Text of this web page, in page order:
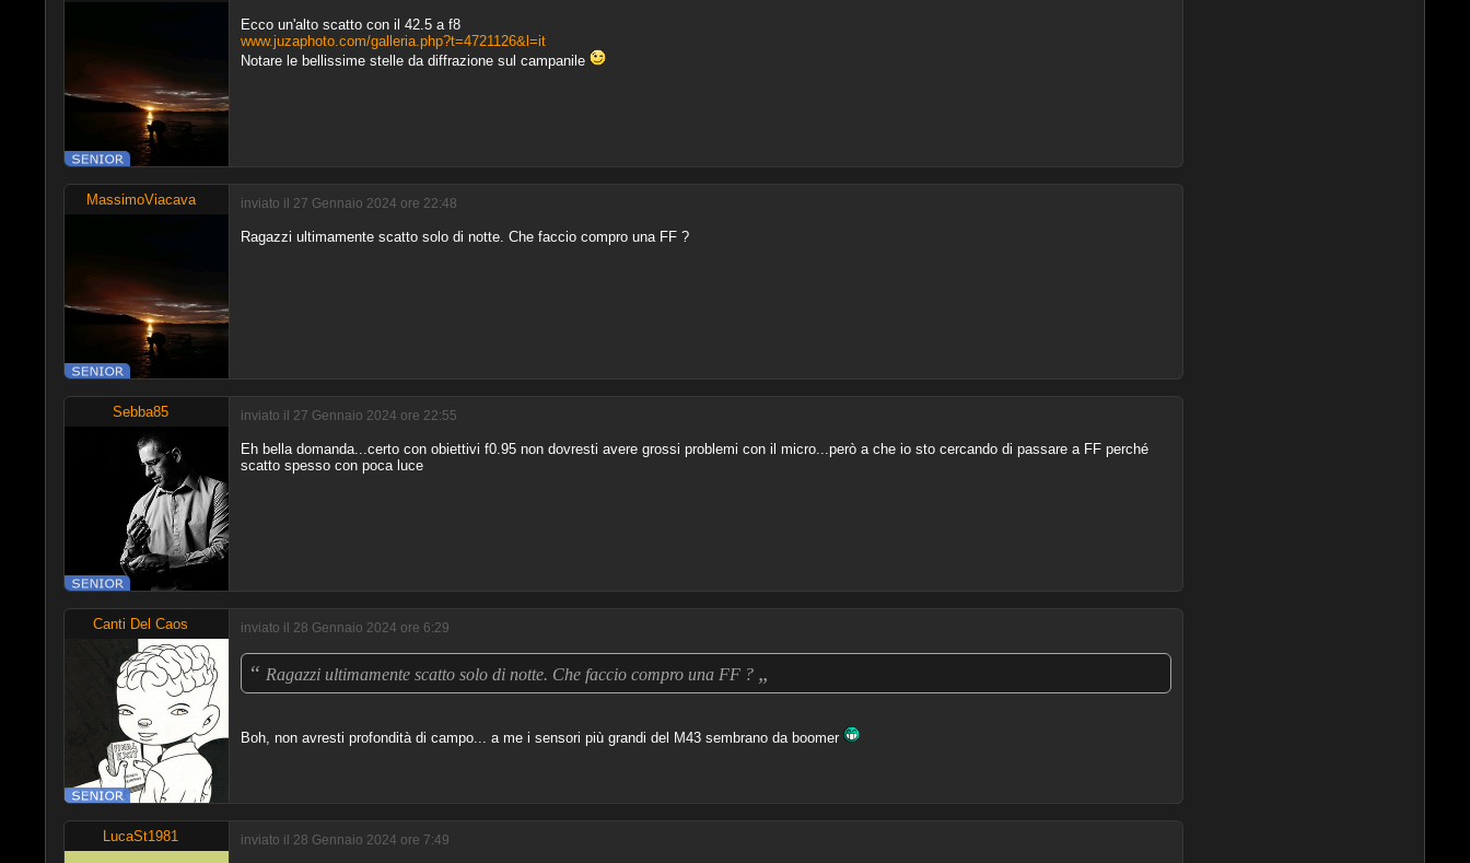
Ecco un'alto scatto con il 42.5 a f8
www.juzaphoto.com/galleria.php?t=4721126&l=it
Notare le bellissime stelle da diffrazione sul campanile
MassimoViacava inviato il 27 Gennaio 2024 ore 22:48
Ragazzi ultimamente scatto solo di notte. Che faccio compro una FF ?
Sebba85 inviato il 27 Gennaio 2024 ore 22:55
Eh bella domanda...certo con obiettivi f0.95 non dovresti avere grossi problemi con il micro...però a che io sto cercando di passare a FF perché
scatto spesso con poca luce
Canti Del Caos inviato il 28 Gennaio 2024 ore 6:29
“ Ragazzi ultimamente scatto solo di notte. Che faccio compro una FF ? „
Boh, non avresti profondità di campo... a me i sensori più grandi del M43 sembrano da boomer
LucaSt1981 inviato il 28 Gennaio 2024 ore 7:49